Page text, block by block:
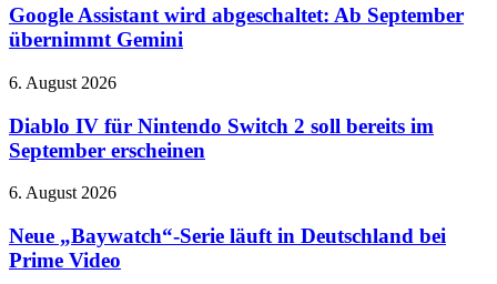
wird
abgeschaltet:
Ab
übernimmt
Google Assistant wird abgeschaltet: Ab September
übernimmt Gemini
Diablo
für
Nintendo
Switch
soll
im
September
6. August 2026
Diablo IV für Nintendo Switch 2 soll bereits im
September erscheinen
Neue
Serie
läuft
in
6. August 2026
Neue „Baywatch“-Serie läuft in Deutschland bei
Prime Video